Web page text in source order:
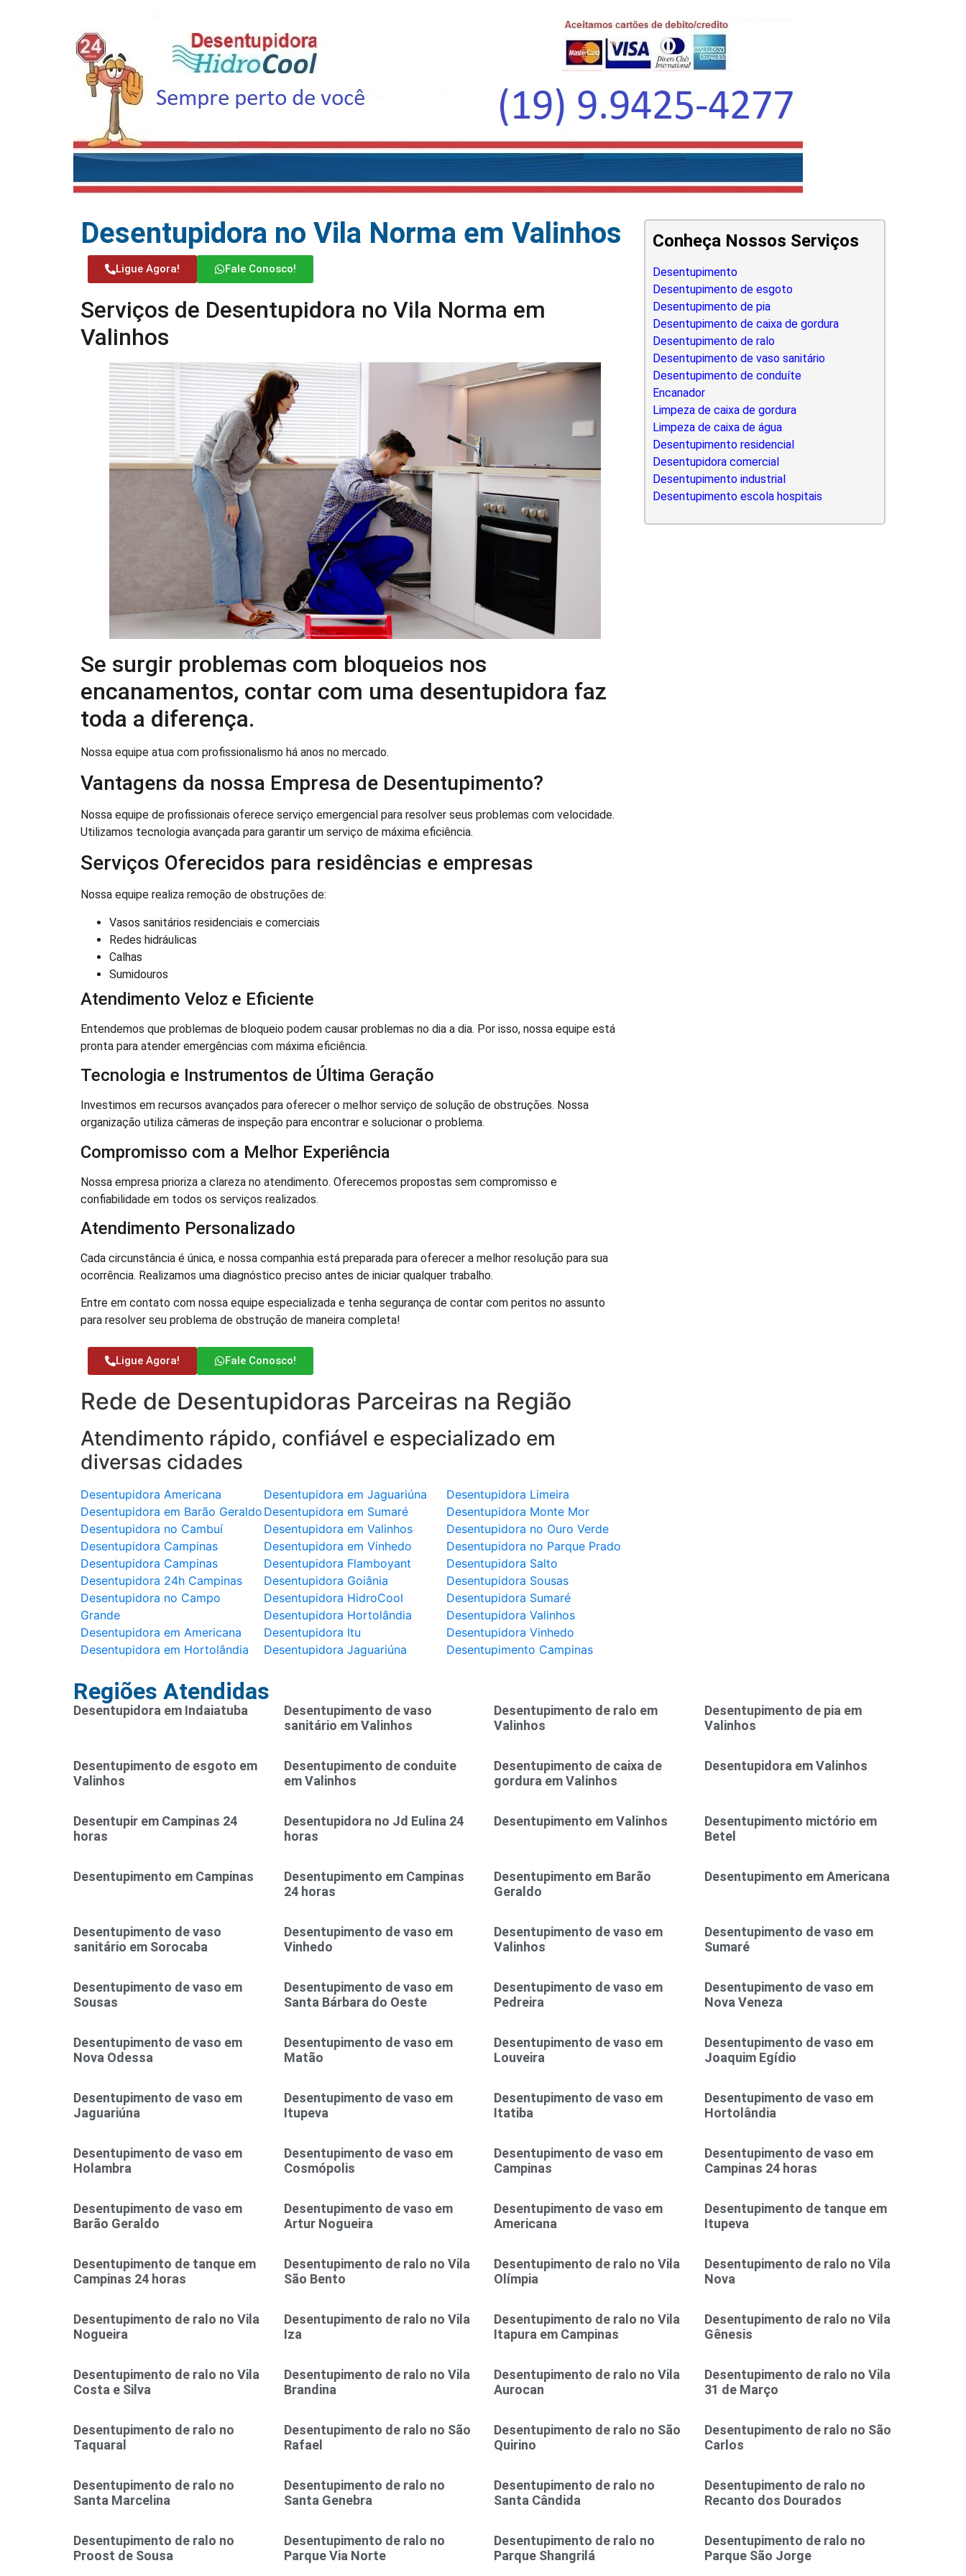
Desentupidora no Vila Norma em Valinhos
Ligue Agora! Fale Conosco!
Serviços de Desentupidora no Vila Norma em
Valinhos
Se surgir problemas com bloqueios nos
encanamentos, contar com uma desentupidora faz
toda a diferença.
Nossa equipe atua com profissionalismo há anos no mercado.
Vantagens da nossa Empresa de Desentupimento?
Nossa equipe de profissionais oferece serviço emergencial para resolver seus problemas com velocidade.
Utilizamos tecnologia avançada para garantir um serviço de máxima eficiência.
Serviços Oferecidos para residências e empresas
Nossa equipe realiza remoção de obstruções de:
Vasos sanitários residenciais e comerciais
Redes hidráulicas
Calhas
Sumidouros
Atendimento Veloz e Eficiente
Entendemos que problemas de bloqueio podem causar problemas no dia a dia. Por isso, nossa equipe está
pronta para atender emergências com máxima eficiência.
Tecnologia e Instrumentos de Última Geração
Investimos em recursos avançados para oferecer o melhor serviço de solução de obstruções. Nossa
organização utiliza câmeras de inspeção para encontrar e solucionar o problema.
Compromisso com a Melhor Experiência
Nossa empresa prioriza a clareza no atendimento. Oferecemos propostas sem compromisso e
confiabilidade em todos os serviços realizados.
Atendimento Personalizado
Cada circunstância é única, e nossa companhia está preparada para oferecer a melhor resolução para sua
ocorrência. Realizamos uma diagnóstico preciso antes de iniciar qualquer trabalho.
Entre em contato com nossa equipe especializada e tenha segurança de contar com peritos no assunto
para resolver seu problema de obstrução de maneira completa!
Ligue Agora! Fale Conosco!
Rede de Desentupidoras Parceiras na Região
Atendimento rápido, confiável e especializado em
diversas cidades
Desentupidora Americana
Desentupidora em Barão Geraldo
Desentupidora no Cambuí
Desentupidora Campinas
Desentupidora Campinas
Desentupidora 24h Campinas
Desentupidora no Campo
Grande
Desentupidora em Americana
Desentupidora em Hortolândia
Desentupidora em Jaguariúna
Desentupidora em Sumaré
Desentupidora em Valinhos
Desentupidora em Vinhedo
Desentupidora Flamboyant
Desentupidora Goiânia
Desentupidora HidroCool
Desentupidora Hortolândia
Desentupidora Itu
Desentupidora Jaguariúna
Desentupidora Limeira
Desentupidora Monte Mor
Desentupidora no Ouro Verde
Desentupidora no Parque Prado
Desentupidora Salto
Desentupidora Sousas
Desentupidora Sumaré
Desentupidora Valinhos
Desentupidora Vinhedo
Desentupimento Campinas
Conheça Nossos Serviços
Desentupimento
Desentupimento de esgoto
Desentupimento de pia
Desentupimento de caixa de gordura
Desentupimento de ralo
Desentupimento de vaso sanitário
Desentupimento de conduíte
Encanador
Limpeza de caixa de gordura
Limpeza de caixa de água
Desentupimento residencial
Desentupidora comercial
Desentupimento industrial
Desentupimento escola hospitais
Regiões Atendidas
Desentupidora em Indaiatuba
Desentupimento de vaso
sanitário em Valinhos
Desentupimento de ralo em
Valinhos
Desentupimento de pia em
Valinhos
Desentupimento de esgoto em
Valinhos
Desentupimento de conduite
em Valinhos
Desentupimento de caixa de
gordura em Valinhos
Desentupidora em Valinhos
Desentupir em Campinas 24
horas
Desentupidora no Jd Eulina 24
horas
Desentupimento em Valinhos
Desentupimento mictório em
Betel
Desentupimento em Campinas
Desentupimento em Campinas
24 horas
Desentupimento em Barão
Geraldo
Desentupimento em Americana
Desentupimento de vaso
sanitário em Sorocaba
Desentupimento de vaso em
Vinhedo
Desentupimento de vaso em
Valinhos
Desentupimento de vaso em
Sumaré
Desentupimento de vaso em
Sousas
Desentupimento de vaso em
Santa Bárbara do Oeste
Desentupimento de vaso em
Pedreira
Desentupimento de vaso em
Nova Veneza
Desentupimento de vaso em
Nova Odessa
Desentupimento de vaso em
Matão
Desentupimento de vaso em
Louveira
Desentupimento de vaso em
Joaquim Egídio
Desentupimento de vaso em
Jaguariúna
Desentupimento de vaso em
Itupeva
Desentupimento de vaso em
Itatiba
Desentupimento de vaso em
Hortolândia
Desentupimento de vaso em
Holambra
Desentupimento de vaso em
Cosmópolis
Desentupimento de vaso em
Campinas
Desentupimento de vaso em
Campinas 24 horas
Desentupimento de vaso em
Barão Geraldo
Desentupimento de vaso em
Artur Nogueira
Desentupimento de vaso em
Americana
Desentupimento de tanque em
Itupeva
Desentupimento de tanque em
Campinas 24 horas
Desentupimento de ralo no Vila
São Bento
Desentupimento de ralo no Vila
Olímpia
Desentupimento de ralo no Vila
Nova
Desentupimento de ralo no Vila
Nogueira
Desentupimento de ralo no Vila
Iza
Desentupimento de ralo no Vila
Itapura em Campinas
Desentupimento de ralo no Vila
Gênesis
Desentupimento de ralo no Vila
Costa e Silva
Desentupimento de ralo no Vila
Brandina
Desentupimento de ralo no Vila
Aurocan
Desentupimento de ralo no Vila
31 de Março
Desentupimento de ralo no
Taquaral
Desentupimento de ralo no São
Rafael
Desentupimento de ralo no São
Quirino
Desentupimento de ralo no São
Carlos
Desentupimento de ralo no
Santa Marcelina
Desentupimento de ralo no
Santa Genebra
Desentupimento de ralo no
Santa Cândida
Desentupimento de ralo no
Recanto dos Dourados
Desentupimento de ralo no
Proost de Sousa
Desentupimento de ralo no
Parque Via Norte
Desentupimento de ralo no
Parque Shangrilá
Desentupimento de ralo no
Parque São Jorge